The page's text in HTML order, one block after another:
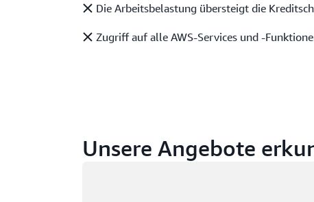
Die Arbeitsbelastung übersteigt die
Zugriff auf alle AWS-Services und -
Unsere Angebote